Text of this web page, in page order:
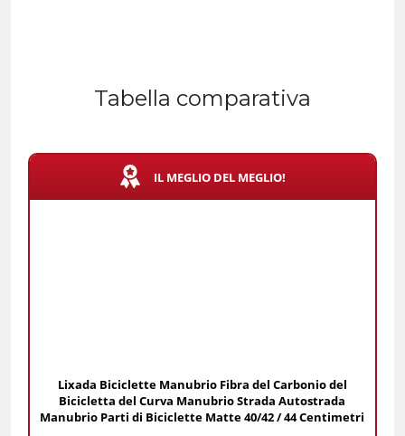
Tabella comparativa
IL MEGLIO DEL MEGLIO!
Lixada Biciclette Manubrio Fibra del Carbonio del
Bicicletta del Curva Manubrio Strada Autostrada
Manubrio Parti di Biciclette Matte 40/42 / 44 Centimetri